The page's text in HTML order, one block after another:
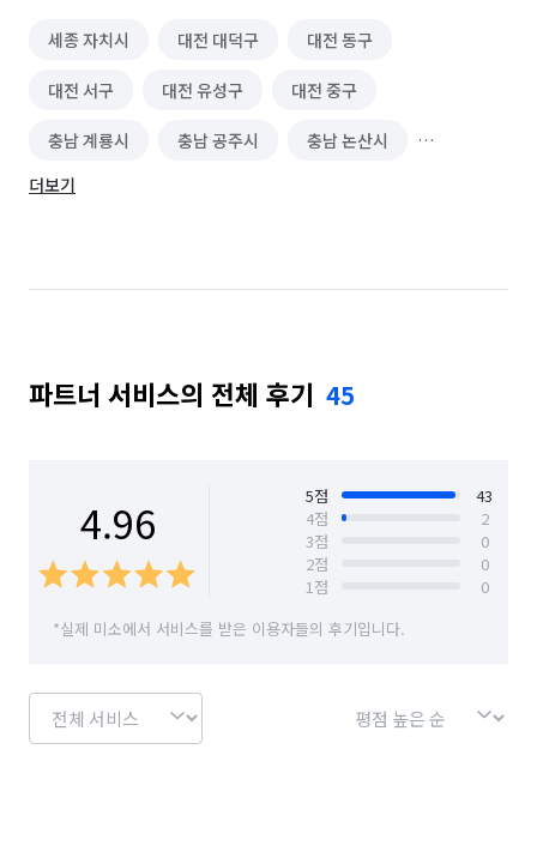
세종 자치시 대전 대덕구 대전 동구
대전 서구 대전 유성구 대전 중구
충남 계룡시 충남 공주시 충남 논산시
충북 청주시 상당구
더보기
파트너 서비스의 전체 후기 45
4.96 5점
43
4점
2
3점
0
2점
0
1점
0
*실제 미소에서 서비스를 받은 이용자들의 후기입니다.